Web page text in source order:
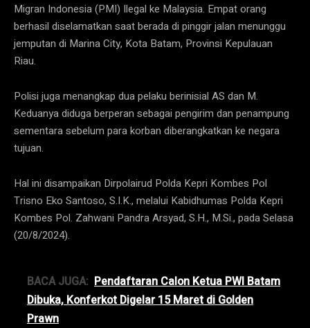
Migran Indonesia (PMI) Ilegal ke Malaysia. Empat orang
berhasil diselamatkan saat berada di pinggir jalan menunggu
jemputan di Marina City, Kota Batam, Provinsi Kepulauan
Riau.
Polisi juga menangkap dua pelaku berinisial AS dan M.
Keduanya diduga berperan sebagai pengirim dan penampung
sementara sebelum para korban diberangkatkan ke negara
tujuan.
Hal ini disampaikan Dirpolairud Polda Kepri Kombes Pol
Trisno Eko Santoso, S.I.K., melalui Kabidhumas Polda Kepri
Kombes Pol. Zahwani Pandra Arsyad, S.H., M.Si., pada Selasa
(20/8/2024).
BACA JUGA: Pendaftaran Calon Ketua PWI Batam
Dibuka, Konferkot Digelar 15 Maret di Golden
Prawn